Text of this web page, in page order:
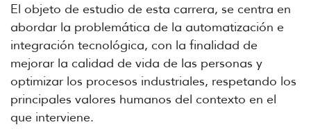
El objeto de estudio de esta carrera, se centra en
abordar la problemática de la automatización e
integración tecnológica, con la finalidad de
mejorar la calidad de vida de las personas y
optimizar los procesos industriales, respetando los
principales valores humanos del contexto en el
que interviene.